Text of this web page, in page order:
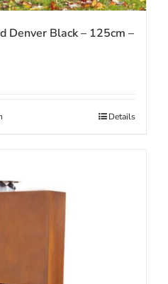
Denver Black – 125cm –
Details